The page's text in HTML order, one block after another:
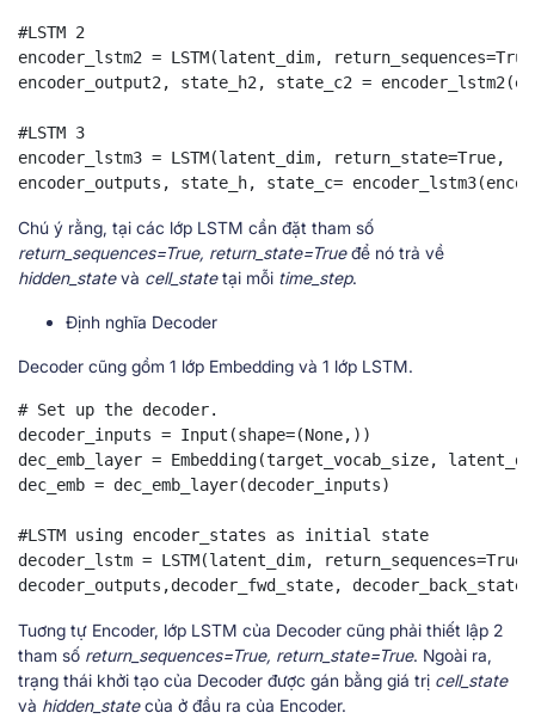
#LSTM 2
encoder_lstm2 = LSTM(latent_dim,
encoder_output2, state_h2, state_c2 =
#LSTM 3
encoder_lstm3 = LSTM(latent_dim, return_state=True,
encoder_outputs, state_h, state_c=
Chú ý rằng, tại các lớp LSTM cần đặt tham số
return_sequences=True, return_state=Trueđể nó trả về
hidden_statevà cell_statetại mỗi time_step.
Định nghĩa Decoder
Decoder cũng gồm 1 lớp Embedding và 1 lớp LSTM.
# Set up the decoder.
decoder_inputs = Input(shape=(None,))
dec_emb_layer = Embedding(target_vocab_size,
dec_emb = dec_emb_layer(decoder_inputs)
#LSTM using encoder_states as initial state
decoder_lstm = LSTM(latent_dim,
decoder_outputs,decoder_fwd_state,
Tuơng tự Encoder, lớp LSTM của Decoder cũng phải thiết lập 2
tham số return_sequences=True, return_state=True. Ngoài ra,
trạng thái khởi tạo của Decoder được gán bằng giá trị cell_state
và hidden_statecủa ở đầu ra của Encoder.